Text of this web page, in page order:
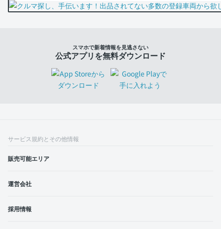
スマホで新着情報を見逃さない
公式アプリを無料ダウンロード
サービス規約とその他情報
販売可能エリア
運営会社
採用情報